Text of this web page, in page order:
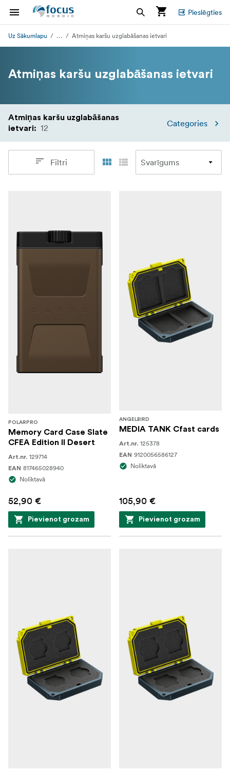
Pieslēgties
Uz Sākumlapu ... Atmiņas karšu uzglabāšanas ietvari
Atmiņas karšu uzglabāšanas ietvari
Atmiņas karšu uzglabāšanas
ietvari: 12 Categories
Filtri
POLARPRO
Memory Card Case Slate
CFEA Edition II Desert
Art.nr. 129714
EAN 817465028940
Noliktavā
52,90 €
Pievienot grozam
ANGELBIRD
MEDIA TANK Cfast cards
Art.nr. 125378
EAN 9120056586127
Noliktavā
105,90 €
Pievienot grozam